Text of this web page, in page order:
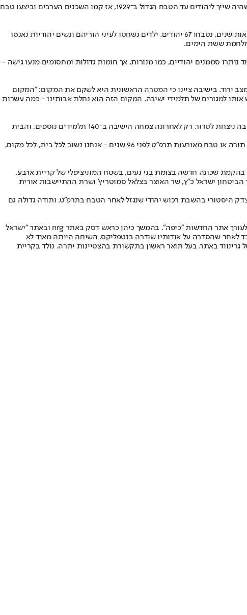
בשעה 17:20 השתתקו התלמידים, וראש הישיבה, הרב חננאל אתרוג, פתח בתדריך קצר. היעד, הסביר, הוא בית "ואלרו" בקסבה של חברון - בית שהיה שייך ליהודים עד הטבח הגדול ב־1929, אז קמו השכנים הערבים וביצעו טבח
160 יהודים נרצחו ומאות אחרים נפצעו בכל רחבי הארץ בימי הטבח שהתרחשו טרם קום המדינה. בחברון, שם התגוררה קהילה יהודית במשך מאות שנים, נטבחו 67 יהודים. ילדים נשחטו לעיני הוריהם ונשים יהודיות נאנסו
מלחמת ששת הימים.
עוד נותרו סממנים יהודיים, כמו מנורות, אך חומות גדולות ומחסומים מנעו גישה -
ירוד. בישיבה ציינו כי המטרה הראשונית היא לשקם את המקום: "המקום
אותו למגורים של תלמידי ישיבה. המקום הזה הוא נחלת אבותינו - כמה עשרות
העיתוי של החזרה - כמעט שנתיים לאחר הטבח בעוטף עזה, וקרוב ל־100 שנה לאחר טבח תרפ"ט - אינו נעלם מעיניהם. מבחינתם מדובר בתשובה ניצחת לטרור. רק לאחרונה צמחה הישיבה ב־140 תלמידים נוספים, והבית
"הבית הזה, בתוך הקסבה של חברון, בהחלט יהיה בית עבורם. הרוצחים צריכים להבין: לא משנה אם עברו שנתיים מאז אותו טבח נורא בשמחת תורה או טבח מאורעות תרפ"ט לפני 96 שנים - אנחנו נשוב לכל בית, לכל מקום,
שכונה חדשה בצומת בני נעים, בשטח המוניציפלי של קריית ארבע.
ישראל כ"ץ, שר האוצר בצלאל סמוטריץ' ושרת ההתיישבות אורית
היסטורי בהשבת רכוש יהודי שנגזל לאחר הטבח בתרפ"ט. ותודה גדולה גם
כתב התיישבות (שטחים) ודתות וכתבות מגזין למוספי סוף השבוע. החל את הקריירה העיתונאית ככתב בעלון השבת "שביעי", לאחר מכן מונה לעורך אתר החדשות "כיפה". בהמשך כיהן כראש דסק באתר nrg ובאתר "ישראל
לאחר שהסדרה על אודותיו שודרה בנטפליקס. השיחה הייתה מאוד לא
באתר. בעל תואר ראשון בתקשורת בהצטיינות יתרה. נולד בקריית